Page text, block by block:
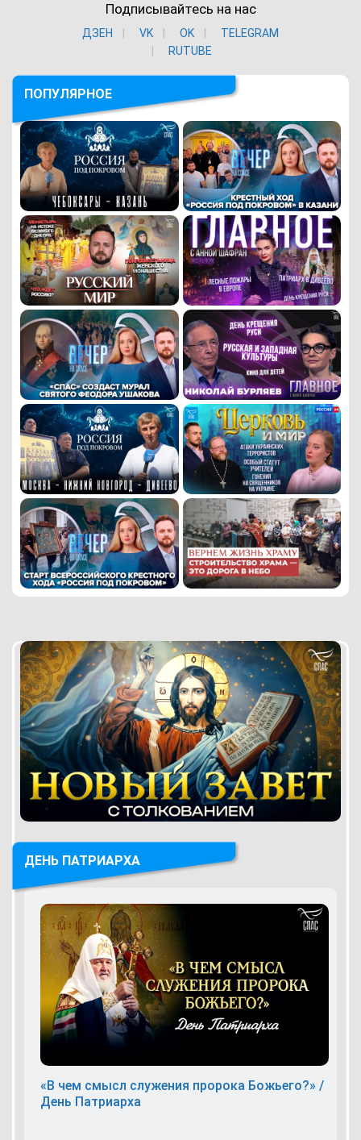
Подписывайтесь на нас
ДЗЕН VK ОK
TELEGRAM
RUTUBE
ПОПУЛЯРНОЕ
ДЕНЬ ПАТРИАРХА
«В чем смысл служения пророка Божьего?» /
День Патриарха